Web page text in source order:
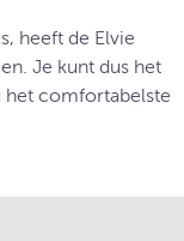
heeft de Elvie
Je kunt dus het
het comfortabelste